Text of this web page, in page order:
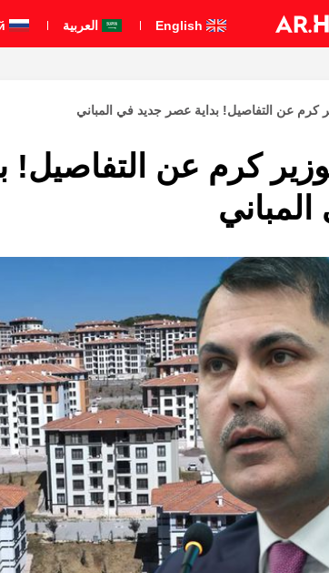
العربية
كرم عن التفاصيل! بداية عصر جديد في المباني
كرم عن التفاصيل!